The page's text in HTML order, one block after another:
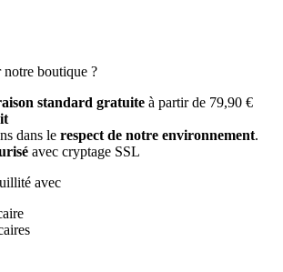
notre boutique ?
standard gratuite à partir de 79,90 €
dans le respect de notre environnement.
avec cryptage SSL
avec